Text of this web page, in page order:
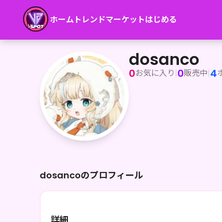
ホーム トレンドマーケットはじめる
dosanco
dosanco
0お気に入り |0販売中|4
dosancoのプロフィール